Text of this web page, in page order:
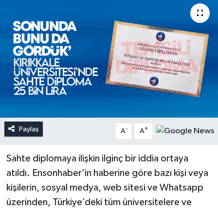
Paylaş A- A+
Sahte diplomaya ilişkin ilginç bir iddia ortaya
atıldı. Ensonhaber'in haberine göre bazı kişi veya
kişilerin, sosyal medya, web sitesi ve Whatsapp
üzerinden, Türkiye’deki tüm üniversitelere ve